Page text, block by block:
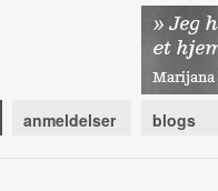
anmeldelser blogs